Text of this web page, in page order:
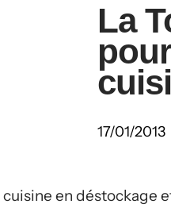
La
17/01/2013
en déstockage